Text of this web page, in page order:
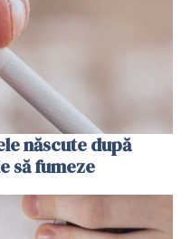
născute după
să fumeze